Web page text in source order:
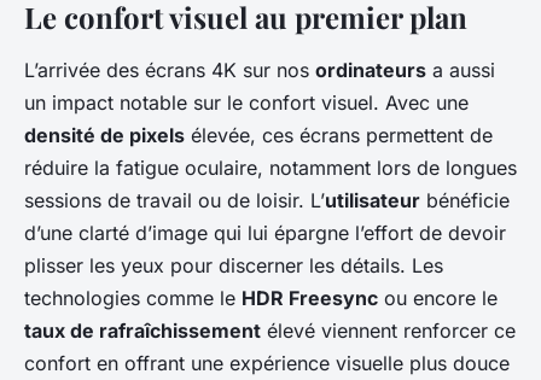
Le confort visuel au premier plan
L’arrivée des écrans 4K sur nos ordinateurs a aussi
un impact notable sur le confort visuel. Avec une
densité de pixels élevée, ces écrans permettent de
réduire la fatigue oculaire, notamment lors de longues
sessions de travail ou de loisir. L’utilisateur bénéficie
d’une clarté d’image qui lui épargne l’effort de devoir
plisser les yeux pour discerner les détails. Les
technologies comme le HDR Freesync ou encore le
taux de rafraîchissement élevé viennent renforcer ce
confort en offrant une expérience visuelle plus douce